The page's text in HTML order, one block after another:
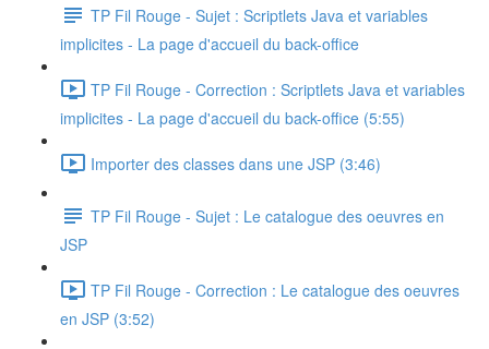
TP Fil Rouge - Sujet : Scriptlets Java et variables
implicites - La page d'accueil du back-office
TP Fil Rouge - Correction : Scriptlets Java et variables
implicites - La page d'accueil du back-office (5:55)
Importer des classes dans une JSP (3:46)
TP Fil Rouge - Sujet : Le catalogue des oeuvres en
JSP
TP Fil Rouge - Correction : Le catalogue des oeuvres
en JSP (3:52)